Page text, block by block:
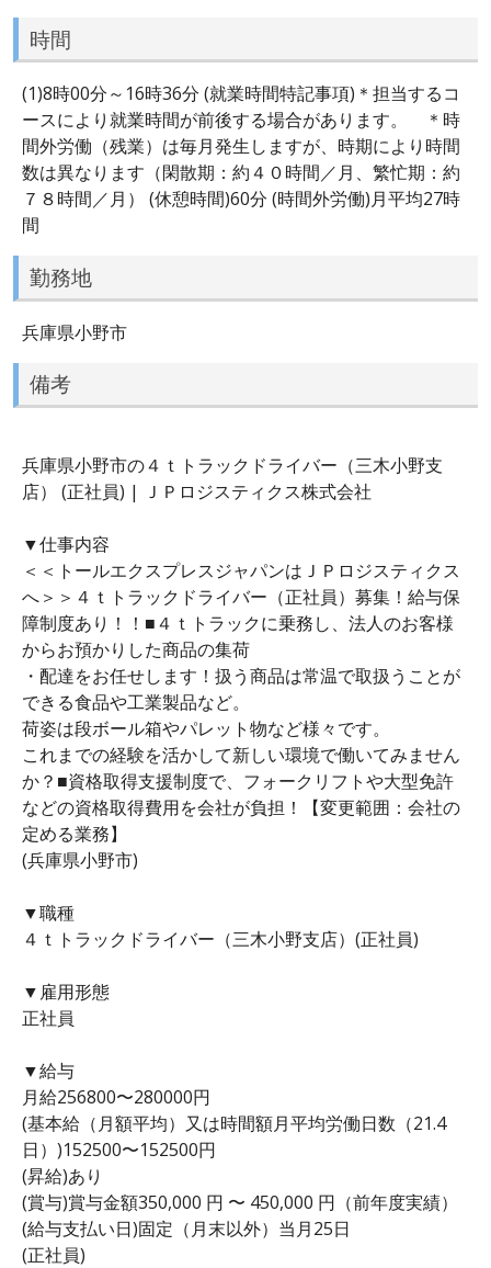
時間
(1)8時00分～16時36分 (就業時間特記事項)＊担当するコ
ースにより就業時間が前後する場合があります。 ＊時
間外労働（残業）は毎月発生しますが、時期により時間
数は異なります（閑散期：約４０時間／月、繁忙期：約
７８時間／月） (休憩時間)60分 (時間外労働)月平均27時
間
勤務地
兵庫県小野市
備考
兵庫県小野市の４ｔトラックドライバー（三木小野支
店） (正社員) | ＪＰロジスティクス株式会社
▼仕事内容
＜＜トールエクスプレスジャパンはＪＰロジスティクス
へ＞＞４ｔトラックドライバー（正社員）募集！給与保
障制度あり！！■４ｔトラックに乗務し、法人のお客様
からお預かりした商品の集荷
・配達をお任せします！扱う商品は常温で取扱うことが
できる食品や工業製品など。
荷姿は段ボール箱やパレット物など様々です。
これまでの経験を活かして新しい環境で働いてみません
か？■資格取得支援制度で、フォークリフトや大型免許
などの資格取得費用を会社が負担！【変更範囲：会社の
定める業務】
(兵庫県小野市)
▼職種
４ｔトラックドライバー（三木小野支店）(正社員)
▼雇用形態
正社員
▼給与
月給256800〜280000円
(基本給（月額平均）又は時間額月平均労働日数（21.4
日）)152500〜152500円
(昇給)あり
(賞与)賞与金額350,000 円 〜 450,000 円（前年度実績）
(給与支払い日)固定（月末以外）当月25日
(正社員)